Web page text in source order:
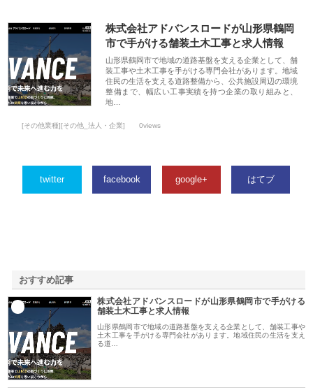
株式会社アドバンスロードが山形県鶴岡
市で手がける舗装土木工事と求人情報
山形県鶴岡市で地域の道路基盤を支える企業として、舗
装工事や土木工事を手がける専門会社があります。地域
住民の生活を支える道路整備から、公共施設周辺の環境
整備まで、幅広い工事実績を持つ企業の取り組みと、
地…
[その他業種][その他_法人・企業] 0views
twitter facebook google+ はてブ
おすすめ記事
株式会社アドバンスロードが山形県鶴岡市で手がける
舗装土木工事と求人情報
山形県鶴岡市で地域の道路基盤を支える企業として、舗装工事や
土木工事を手がける専門会社があります。地域住民の生活を支え
る道…